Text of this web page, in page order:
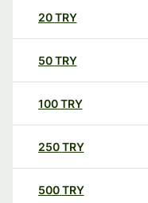
20TRY
50TRY
100TRY
250TRY
500TRY